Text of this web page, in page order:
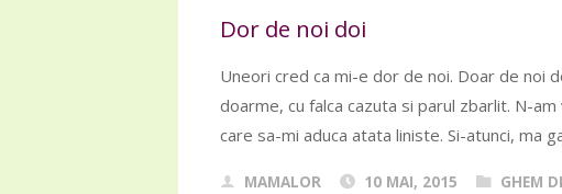
Dor de noi doi
Uneori cred ca mi-e dor de noi. Doar de noi
doarme, cu falca cazuta si parul zbarlit. N-
care sa-mi aduca atata liniste. Si-atunci, ma
MAMALOR 10 MAI, 2015 GHEM